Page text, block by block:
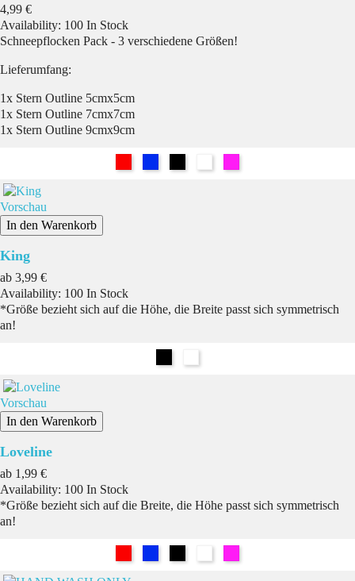
Preis
4,99 €
Availability: 100 In Stock
Schneepflocken Pack - 3 verschiedene Größen!
Lieferumfang:
1x Stern Outline 5cmx5cm
1x Stern Outline 7cmx7cm
1x Stern Outline 9cmx9cm
Vorschau
In den Warenkorb
King
ab Preis
3,99 €
Availability: 100 In Stock
*Größe bezieht sich auf die Höhe, die Breite passt sich symmetrisch
an!
Vorschau
In den Warenkorb
Loveline
ab Preis
1,99 €
Availability: 100 In Stock
*Größe bezieht sich auf die Breite, die Höhe passt sich symmetrisch
an!